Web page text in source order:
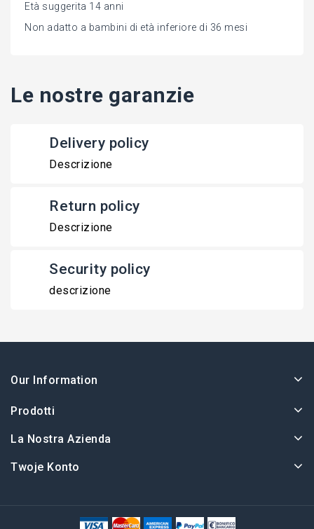
Età suggerita 14 anni
Non adatto a bambini di età inferiore di 36 mesi
Le nostre garanzie
Delivery policy
Descrizione
Return policy
Descrizione
Security policy
descrizione
Our Information
Prodotti
La Nostra Azienda
Twoje Konto